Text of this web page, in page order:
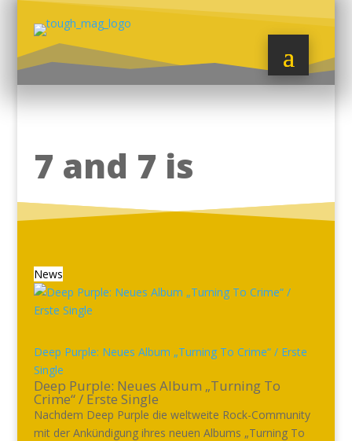
7 and 7 is
News
Deep Purple: Neues Album „Turning To Crime“ / Erste
Single
Deep Purple: Neues Album „Turning To
Crime“ / Erste Single
Nachdem Deep Purple die weltweite Rock-Community
mit der Ankündigung ihres neuen Albums „Turning To